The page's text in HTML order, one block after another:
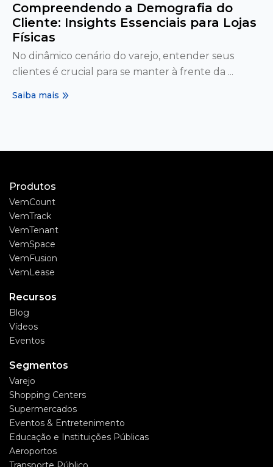
Compreendendo a Demografia do
Cliente: Insights Essenciais para Lojas
Físicas
No dinâmico cenário do varejo, entender seus
clientes é crucial para se manter à frente da ...
Saiba mais
Produtos
VemCount
VemTrack
VemTenant
VemSpace
VemFusion
VemLease
Recursos
Blog
Vídeos
Eventos
Segmentos
Varejo
Shopping Centers
Supermercados
Eventos & Entretenimento
Educação e Instituições Públicas
Aeroportos